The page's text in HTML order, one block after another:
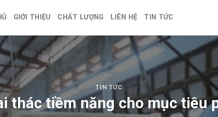
GIỚI THIỆU CHẤT LƯỢNG LIÊN HỆ TIN TỨC
TIN TỨC
thác tiềm năng cho mục tiêu